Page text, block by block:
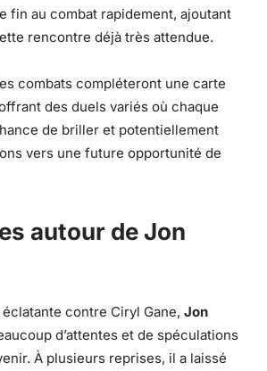
fin au combat rapidement, ajoutant
rencontre déjà très attendue.
combats compléteront une carte
des duels variés où chaque
de briller et potentiellement
vers une future opportunité de
autour de Jon
contre Ciryl Gane, Jon
d’attentes et de spéculations
À plusieurs reprises, il a laissé